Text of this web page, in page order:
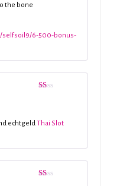
the bone
selfsoil9/6-500-bonus-
de
5
echtgeld Thai Slot